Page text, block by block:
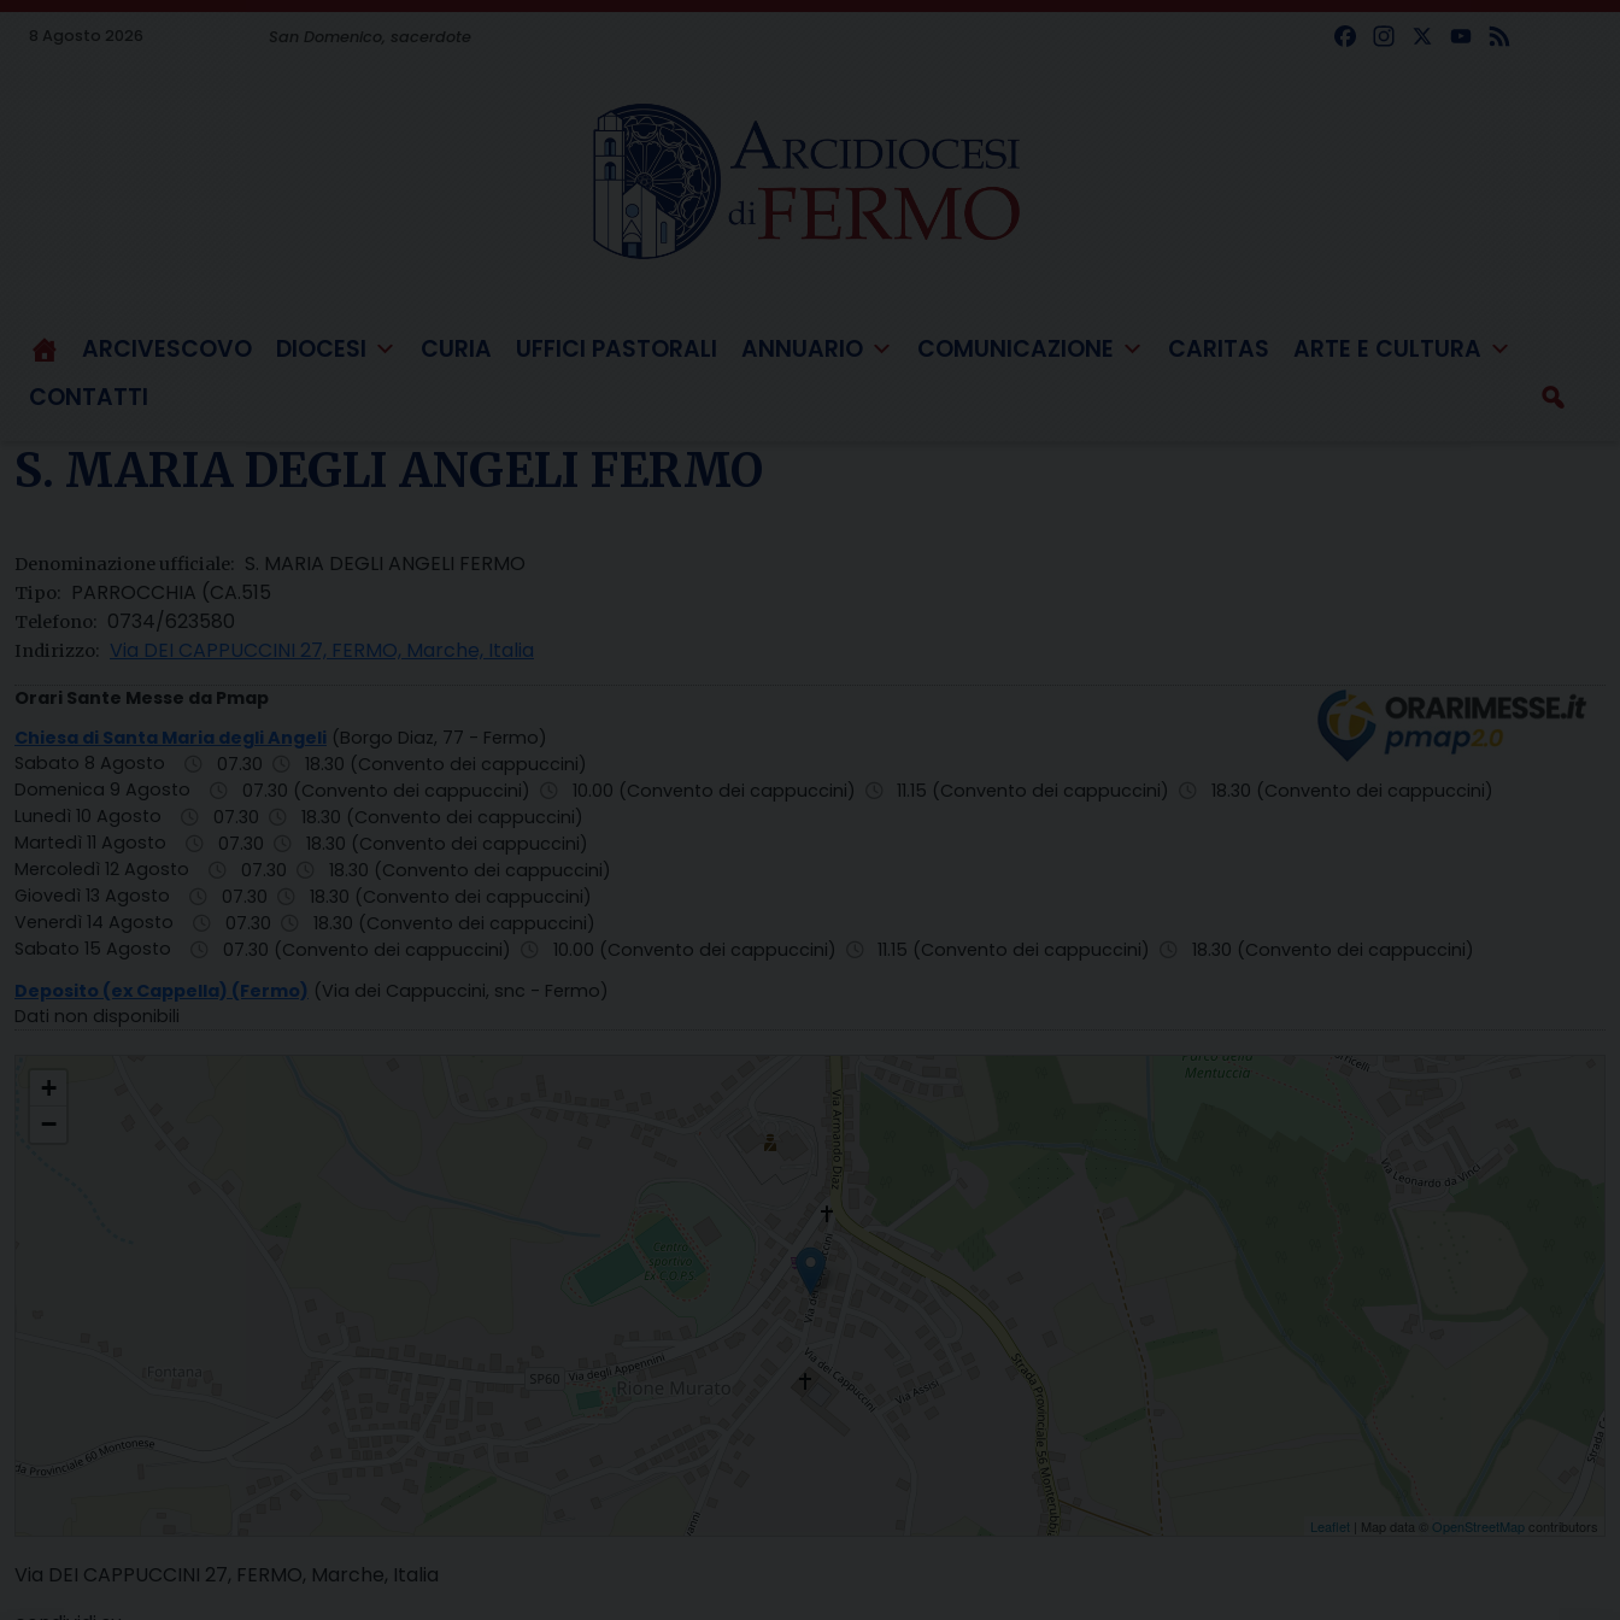
Skip
8 Agosto 2026 San Domenico, sacerdote Facebook
Instagram
X YouTube
Feed
ARCIVESCOVO DIOCESI CURIA UFFICI PASTORALI ANNUARIO COMUNICAZIONE CARITAS
ARTE E CULTURA
CONTATTI
S. MARIA DEGLI ANGELI FERMO
Denominazione ufficiale: S. MARIA DEGLI ANGELI FERMO
Tipo: PARROCCHIA (CA.515
Telefono: 0734/623580
Indirizzo: Via DEI CAPPUCCINI 27, FERMO, Marche, Italia
Orari Sante Messe da Pmap
Chiesa di Santa Maria degli Angeli (Borgo Diaz, 77 - Fermo)
Sabato 8 Agosto
07.30
18.30 (Convento dei cappuccini)
Domenica 9 Agosto
07.30 (Convento dei cappuccini) 10.00 (Convento dei cappuccini) 11.15 (Convento dei cappuccini)
18.30 (Convento dei cappuccini)
Lunedì 10 Agosto
07.30
18.30 (Convento dei cappuccini)
Martedì 11 Agosto
07.30
18.30 (Convento dei cappuccini)
Mercoledì 12 Agosto
07.30
18.30 (Convento dei cappuccini)
Giovedì 13 Agosto
07.30
18.30 (Convento dei cappuccini)
Venerdì 14 Agosto
07.30
18.30 (Convento dei cappuccini)
Sabato 15 Agosto
07.30 (Convento dei cappuccini) 10.00 (Convento dei cappuccini) 11.15 (Convento dei cappuccini)
18.30 (Convento dei cappuccini)
Deposito (ex Cappella) (Fermo) (Via dei Cappuccini, snc - Fermo)
Dati non disponibili
+
−
Leaflet | Map data © OpenStreetMap contributors
Via DEI CAPPUCCINI 27, FERMO, Marche, Italia